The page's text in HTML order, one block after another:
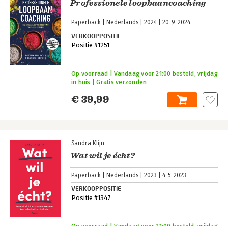
Professionele loopbaancoaching
Paperback Nederlands 2024 20-9-2024
VERKOOPPOSITIE
Positie #1251
€ 39,99
Op voorraad | Vandaag voor 21:00 besteld, vrijdag
in huis | Gratis verzonden
Sandra Klijn
Wat wil je écht?
Paperback Nederlands 2023 4-5-2023
VERKOOPPOSITIE
Positie #1347